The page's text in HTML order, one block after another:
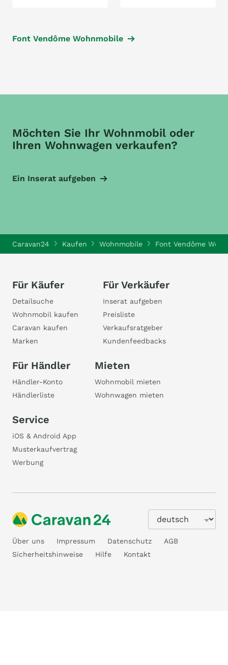
Font Vendôme Wohnmobile
Möchten Sie Ihr Wohnmobil oder
Ihren Wohnwagen verkaufen?
Ein Inserat aufgeben
Caravan24 Kaufen Wohnmobile Font Vendôme
Für Käufer
Detailsuche
Wohnmobil kaufen
Caravan kaufen
Marken
Für Verkäufer
Inserat aufgeben
Preisliste
Verkaufsratgeber
Kundenfeedbacks
Für Händler
Händler-Konto
Händlerliste
Mieten
Wohnmobil mieten
Wohnwagen mieten
Service
iOS & Android App
Musterkaufvertrag
Werbung
Über uns Impressum Datenschutz
AGB
Sicherheitshinweise
Hilfe Kontakt